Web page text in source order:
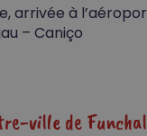
arrivée à
– Caniço
ville de Funchal